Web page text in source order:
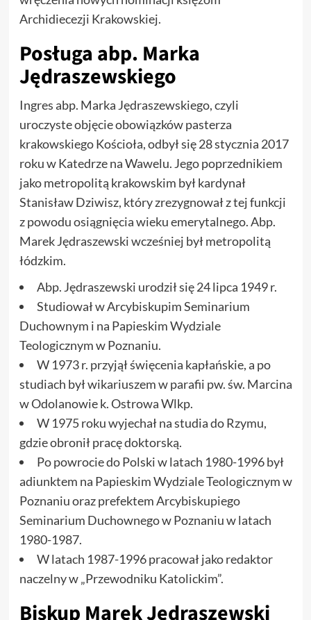
Archidiecezji Krakowskiej.
Posługa abp. Marka
Jędraszewskiego
Ingres abp. Marka Jędraszewskiego, czyli
uroczyste objęcie obowiązków pasterza
krakowskiego Kościoła, odbył się 28 stycznia 2017
roku w Katedrze na Wawelu. Jego poprzednikiem
jako metropolitą krakowskim był kardynał
Stanisław Dziwisz, który zrezygnował z tej funkcji
z powodu osiągnięcia wieku emerytalnego. Abp.
Marek Jędraszewski wcześniej był metropolitą
łódzkim.
Abp. Jędraszewski urodził się 24 lipca 1949 r.
Studiował w Arcybiskupim Seminarium
Duchownym i na Papieskim Wydziale
Teologicznym w Poznaniu.
W 1973 r. przyjął święcenia kapłańskie, a po
studiach był wikariuszem w parafii pw. św. Marcina
w Odolanowie k. Ostrowa Wlkp.
W 1975 roku wyjechał na studia do Rzymu,
gdzie obronił pracę doktorską.
Po powrocie do Polski w latach 1980-1996 był
adiunktem na Papieskim Wydziale Teologicznym w
Poznaniu oraz prefektem Arcybiskupiego
Seminarium Duchownego w Poznaniu w latach
1980-1987.
W latach 1987-1996 pracował jako redaktor
naczelny w „Przewodniku Katolickim”.
Biskup Marek Jędraszewski